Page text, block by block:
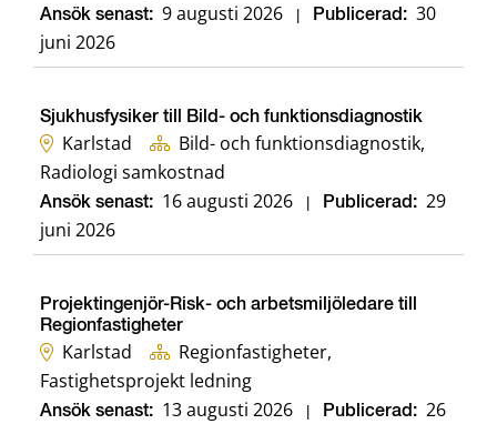
Ansök senast: 9 augusti 2026 Publicerad: 30
juni 2026
Sjukhusfysiker till Bild- och funktionsdiagnostik
Karlstad
Bild- och funktionsdiagnostik,
Radiologi samkostnad
Ansök senast: 16 augusti 2026 Publicerad: 29
juni 2026
Projektingenjör-Risk- och arbetsmiljöledare till
Regionfastigheter
Karlstad
Regionfastigheter,
Fastighetsprojekt ledning
Ansök senast: 13 augusti 2026 Publicerad: 26